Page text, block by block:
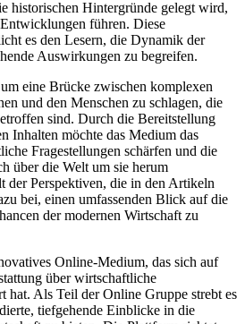
historischen Hintergründe gelegt wird,
führen. Diese
es den Lesern, die Dynamik der
Auswirkungen zu begreifen.
eine Brücke zwischen komplexen
und den Menschen zu schlagen, die
sind. Durch die Bereitstellung
Inhalten möchte das Medium das
Fragestellungen schärfen und die
über die Welt um sie herum
der Perspektiven, die in den Artikeln
bei, einen umfassenden Blick auf die
der modernen Wirtschaft zu
Online-Medium, das sich auf
über wirtschaftliche
hat. Als Teil der Online Gruppe strebt es
tiefgehende Einblicke in die